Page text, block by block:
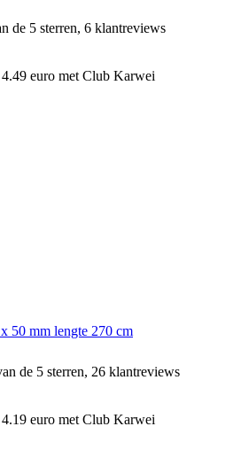
de 5 sterren, 6 klantreviews
euro met Club Karwei
50 mm lengte 270 cm
de 5 sterren, 26 klantreviews
euro met Club Karwei